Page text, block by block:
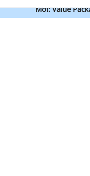
Mới: Value